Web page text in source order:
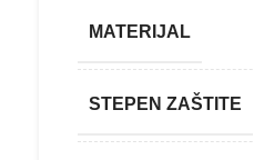
MATERIJAL
STEPEN ZAŠTITE